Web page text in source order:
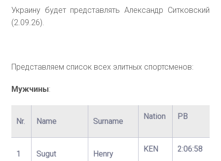
Украину будет представлять Александр Ситковский
(2.09.26).
Представляем список всех элитных спортсменов:
Мужчины:
Nr. Name Surname
Nation PB
1 Sugut Henry
KEN 2:06:58